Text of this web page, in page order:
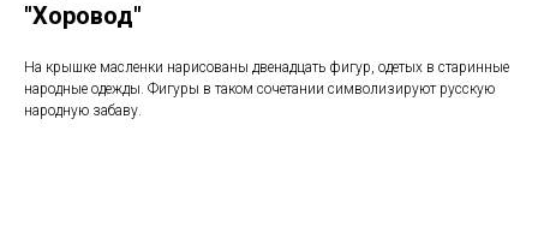
"Хоровод"
На крышке масленки нарисованы двенадцать фигур, одетых в старинные
народные одежды. Фигуры в таком сочетании символизируют русскую
народную забаву.